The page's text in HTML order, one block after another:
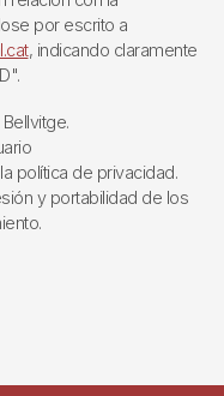
por escrito a
, indicando claramente
política de privacidad.
y portabilidad de los